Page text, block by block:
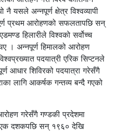
यसले अन्नपूर्ण क्षेत्र विश्वव्यापी
प्रथम आरोहणको सफलतापछि सन्
हिलारीले विश्वको सर्वोच्च
। अन्नपूर्ण हिमालको आरोहण
पदयात्री एरिक सिप्टनले
आधार शिविरको पदयात्रा गरेसँगै
लागि आकर्षक गन्तव्य बन्दै गएको
गरेसँगै गण्डकी प्रदेशमा
एक दशकपछि सन् १९६० देखि